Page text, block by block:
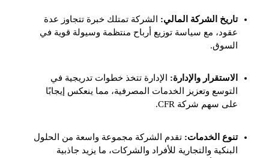
تاريخ الشركة المالي:الشركة تمتلك خبرة تتجاوز عدة
عقود، مع سياسة توزيع أرباح منتظمة وسيولة قوية في
السوق.
الاستقرار والإدارة:الإدارة تتخذ خطوات تدريجية في
التوسع وتعزيز الخدمات المصرفية، مما ينعكس إيجابًا
على سهم شركة CFR.
تنوع الخدمات:تقدم الشركة مجموعة واسعة من الحلول
البنكية والتجارية للأفراد والشركات، ما يزيد جاذبية